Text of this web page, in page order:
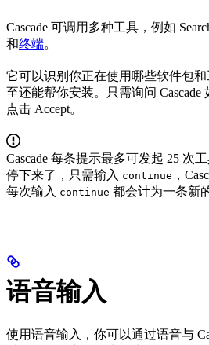
Cascade 可调用多种工具，例如
和终端。
它可以识别你正在使用哪些软件包
至还能帮你安装。只需询问
点击 Accept。
Cascade 每条提示最多可发起 25 次
停下来了，只需输入 continue ，
每次输入 continue 都会计为一条新
语音输入
使用语音输入，你可以通过语音与